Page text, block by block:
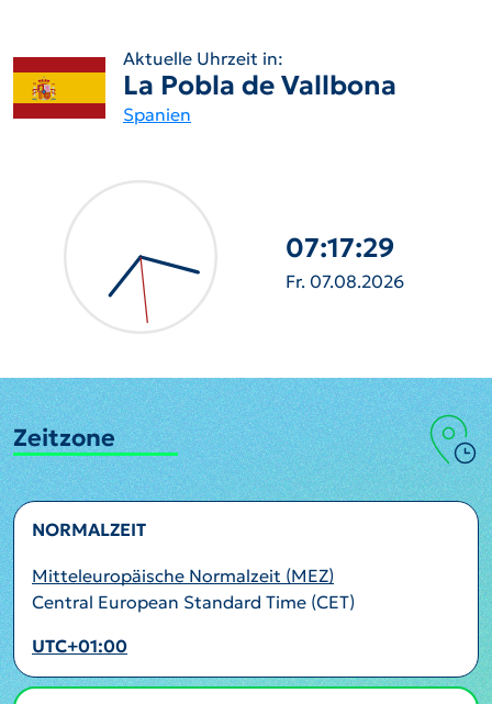
Aktuelle Uhrzeit in:
La Pobla de Vallbona
Spanien
07:17:30
Fr. 07.08.2026
Zeitzone
NORMALZEIT
Mitteleuropäische Normalzeit (MEZ)
Central European Standard Time (CET)
UTC+01:00